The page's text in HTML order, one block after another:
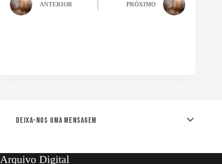
ANTERIOR PRÓXIMO
Deixa-nos uma mensagem
Arquivo Digital